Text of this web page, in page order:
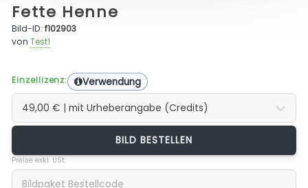
Fette Henne
Bild-ID:f102903
vonTest1
Einzellizenz: Verwendung
BILD BESTELLEN
Preise exkl. USt.